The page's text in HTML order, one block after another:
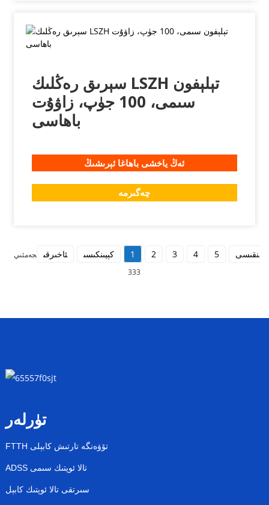
سېرىق رەڭلىك LSZH تېلېفون
سىمى، 100 جۈپ، زاۋۇت
باھاسى
ئەڭ ياخشى باھاغا ئېرىشىڭ
چەگىرمە
1 2 3 4 5 كېيىنكىسى ئاخىرقى
جەمئىي
333
تۈرلەر
FTTH تۆۋەنگە تارتىش كابېلى
ADSS تالا ئوپتىك سىمى
سىرتقى تالا ئوپتىك كابېل